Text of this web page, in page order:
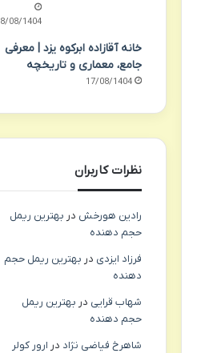
18/08/1404
خانه آقازاده ابرکوه یزد | معرفی
جامع، معماری و تاریخچه
17/08/1404
نظرات کاربران
رادین هورخش در بهترین ریمل
حجم دهنده
فرزاد ایزدی در بهترین ریمل حجم
دهنده
شهاب قرایی در بهترین ریمل
حجم دهنده
شاهرخ فیاضی نژاد در ارور کولر